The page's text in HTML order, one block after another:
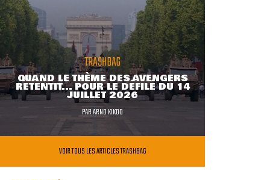
TRASHBAG
QUAND LE THÈME DES AVENGERS
RETENTIT... POUR LE DÉFILÉ DU 14
JUILLET 2026
PARARNO KIKOO
VOIR TOUS LES ARTICLES TRASHBAG